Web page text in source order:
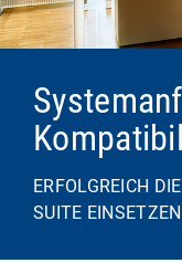
ERFOLGREICH
SUITE EINSETZEN